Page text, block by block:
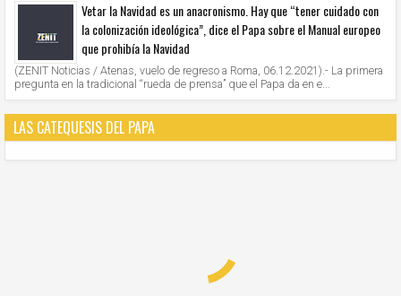
Vetar la Navidad es un anacronismo. Hay que “tener cuidado con
la colonización ideológica”, dice el Papa sobre el Manual europeo
que prohibía la Navidad
(ZENIT Noticias / Atenas, vuelo de regreso a Roma, 06.12.2021).- La primera
pregunta en la tradicional “rueda de prensa” que el Papa da en e...
LAS CATEQUESIS DEL PAPA